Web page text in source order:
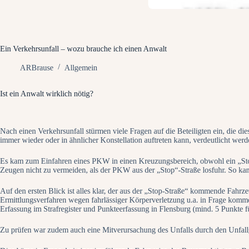
Ein Verkehrsunfall – wozu brauche ich einen Anwalt
ARBrause Allgemein
Ist ein Anwalt wirklich nötig?
Nach einen Verkehrsunfall stürmen viele Fragen auf die Beteiligten ein, die
immer wieder oder in ähnlicher Konstellation auftreten kann, verdeutlicht
Es kam zum Einfahren eines PKW in einen Kreuzungsbereich, obwohl ein
Zeugen nicht zu vermeiden, als der PKW aus der „Stop“-Straße losfuhr. So
Auf den ersten Blick ist alles klar, der aus der „Stop-Straße“ kommende
Ermittlungsverfahren wegen fahrlässiger Körperverletzung u.a. in Frage
Erfassung im Strafregister und Punkteerfassung in Flensburg (mind. 5 Punkte
Zu prüfen war zudem auch eine Mitverursachung des Unfalls durch den